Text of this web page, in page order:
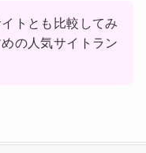
トとも比較してみ
の人気サイトラン